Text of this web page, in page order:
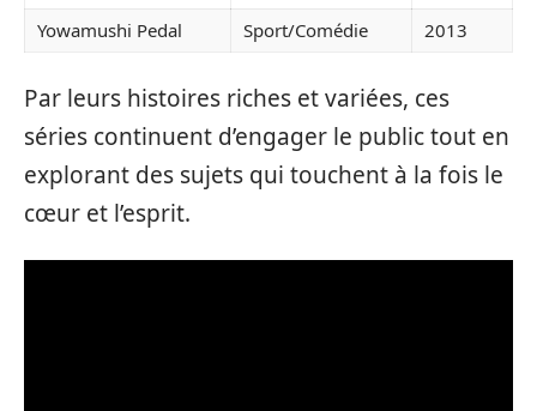
Yowamushi Pedal Sport/Comédie 2013
Par leurs histoires riches et variées, ces
séries continuent d’engager le public tout en
explorant des sujets qui touchent à la fois le
cœur et l’esprit.